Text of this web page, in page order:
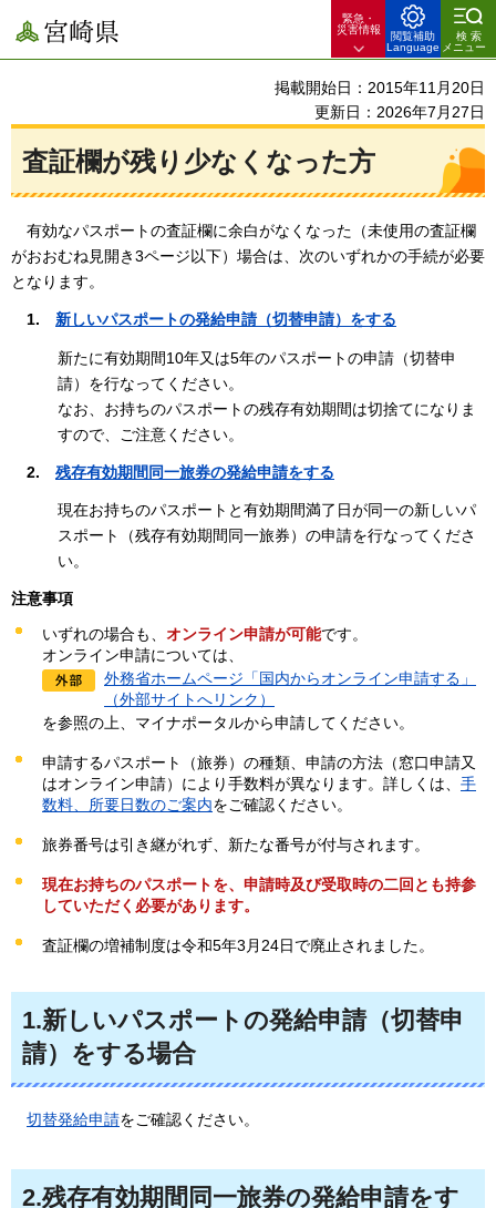
宮崎県
緊急・
災害情報
閲覧補助
Language
検索
メニュー
掲載開始日：2015年11月20日
更新日：2026年7月27日
査証欄が残り少なくなった方
有効なパスポートの査証欄に余白がなくなった（未使用の査証欄
がおおむね見開き3ページ以下）場合は、次のいずれかの手続が必要
となります。
1. 新しいパスポートの発給申請（切替申請）をする
新たに有効期間10年又は5年のパスポートの申請（切替申
請）を行なってください。
なお、お持ちのパスポートの残存有効期間は切捨てになりま
すので、ご注意ください。
2. 残存有効期間同一旅券の発給申請をする
現在お持ちのパスポートと有効期間満了日が同一の新しいパ
スポート（残存有効期間同一旅券）の申請を行なってくださ
い。
注意事項
いずれの場合も、 オンライン申請が可能です。
オンライン申請については、
外務省ホームページ「国内からオンライン申請する」
（外部サイトへリンク）
を参照の上、マイナポータルから申請してください。
申請するパスポート（旅券）の種類、申請の方法（窓口申請又
はオンライン申請）により手数料が異なります。詳しくは、 手
数料、所要日数のご案内をご確認ください。
旅券番号は引き継がれず、新たな番号が付与されます。
現在お持ちのパスポートを、申請時及び受取時の二回とも持参
していただく必要があります。
査証欄の増補制度は令和5年3月24日で廃止されました。
1.新しいパスポートの発給申請（切替申
請）をする場合
切替発給申請をご確認ください。
2.残存有効期間同一旅券の発給申請をす